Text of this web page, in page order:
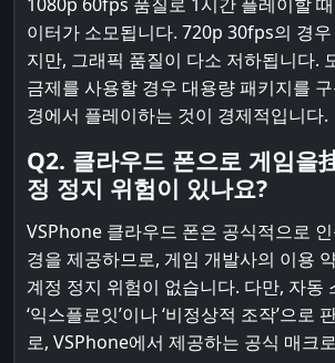
이터가 소모됩니다. 720p 30fps의 경
지만, 그래픽 품질이 다소 저하됩니다.
금제를 사용할 경우 대용량 패키지를
경에서 플레이하는 것이 경제적입니다.
Q2. 클라우드 폰으로 게임을
정 정지 위험이 있나요?
VSPhone 클라우드 폰은 공식적으로
경을 제공하므로, 게임 개발사의 이용
계정 정지 위험이 없습니다. 다만, 자동
‘익스플로잇’이나 ‘비정상적 조작’으로
로, VSPhone에서 제공하는 공식 매크